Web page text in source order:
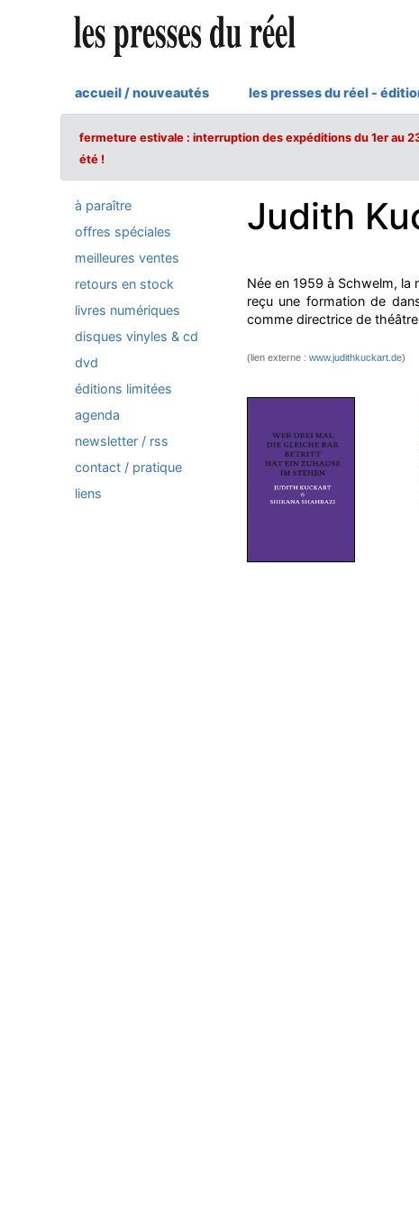
accueil / nouveautés les presses du réel -
fermeture estivale : interruption des expéditions du 1er au
été !
à paraître
offres spéciales
meilleures ventes
retours en stock
livres numériques
disques vinyles & cd
dvd
éditions limitées
agenda
newsletter / rss
contact / pratique
liens
Judith
Née en 1959 à Schwelm, la
reçu une formation de
comme directrice de
(lien externe : www.judithkuckart.de)